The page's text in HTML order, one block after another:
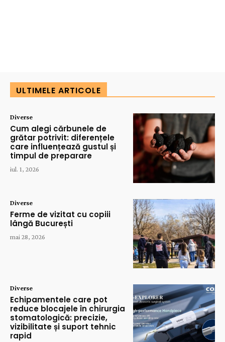
ULTIMELE ARTICOLE
Diverse
Cum alegi cărbunele de
grătar potrivit: diferențele
care influențează gustul și
timpul de preparare
iul. 1, 2026
Diverse
Ferme de vizitat cu copiii
lângă București
mai 28, 2026
Diverse
Echipamentele care pot
reduce blocajele în chirurgia
stomatologică: precizie,
vizibilitate și suport tehnic
rapid